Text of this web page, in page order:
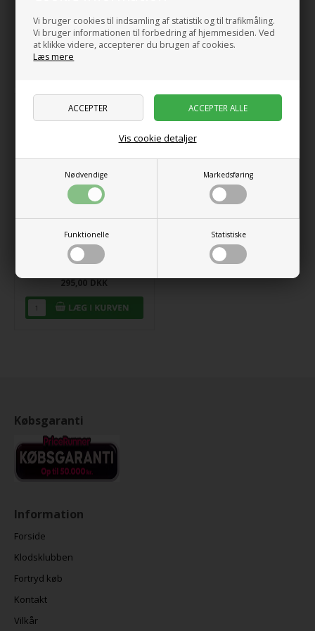
Vi bruger cookies til indsamling af statistik og til trafikmåling.
Vi bruger informationen til forbedring af hjemmesiden. Ved
at klikke videre, accepterer du brugen af cookies.
Læs mere
Nødvendige Markedsføring
Funktionelle Statistiske
Vis cookie detaljer
Normal pris 499,00 DKK
499,00 DKK 999,00 DKK
Disney Jim Shore 6016893
Wayfinder's Best Friend
(Moana & Pua)
295,00 DKK
Købsgaranti
Information
Forside
Klodsklubben
Fortryd køb
Kontakt
Vilkår